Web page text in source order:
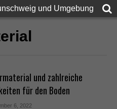
und Umgebung
und zahlreiche
für den Boden
6, 2022